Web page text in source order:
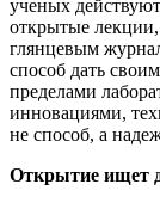
ученых
открытые
глянцевым
способ дать
пределами
инновациями,
не способ, а
Открытие ищет